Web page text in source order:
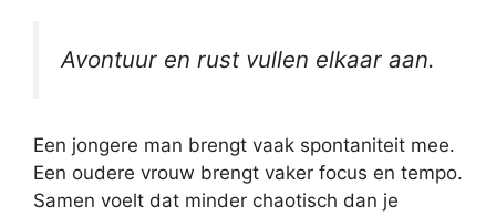
Avontuur en rust vullen elkaar aan.
Een jongere man brengt vaak spontaniteit mee.
Een oudere vrouw brengt vaker focus en tempo.
Samen voelt dat minder chaotisch dan je